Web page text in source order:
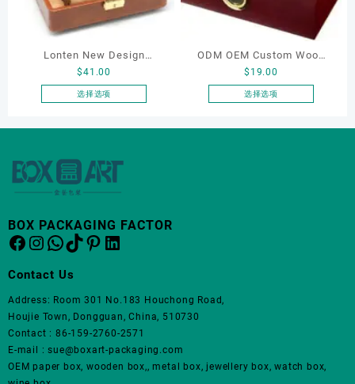
可
在
品
页
面
些
在
品
页
面
Lonten New Design
Factory Price Cigars Box
Cases/humidors Cigarette
$41.00
选择选项
产
有
多
体。
可
ODM OEM Custom Wood
Boxes Cigar Cases
Humidors Manufacturer
$ 19.00
选择选项
产
BOX PACKAGING FACTOR
Facebook
Instagram
WhatsApp
TikTok
Pinterest
LinkedIn
Contact Us
Address: Room 301 No.183 Houchong Road,
Houjie Town, Dongguan, China, 510730
Contact : 86-159-2760-2571
E-mail : sue@boxart-packaging.com
OEM paper box, wooden box,, metal box, jewellery box, watch box,